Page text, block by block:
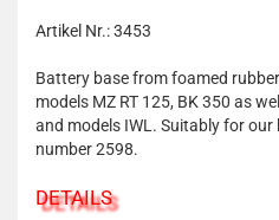
Artikel Nr.: 3453
Battery base from foamed
models MZ RT 125, BK 350 as
and models IWL. Suitably for
number 2598.
DETAILS